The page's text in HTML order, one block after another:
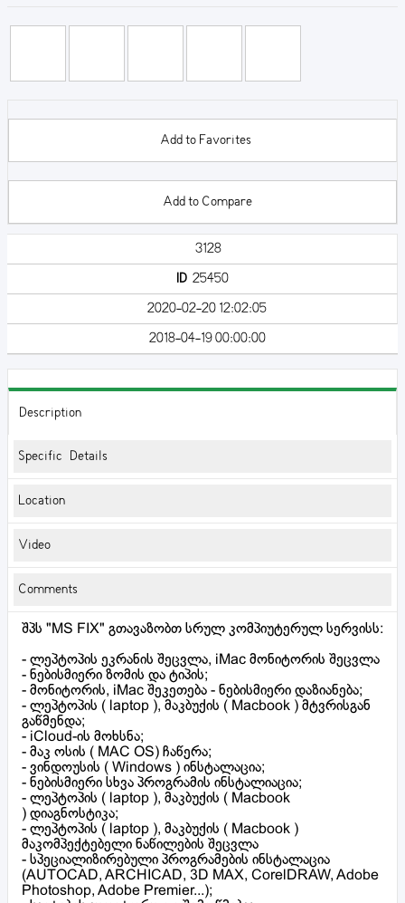
Add to Favorites
Add to Compare
3128
ID25450
2020-02-20 12:02:05
2018-04-19 00:00:00
Description
Specific Details
Location
Video
Comments
შპს "MS FIX" გთავაზობთ სრულ კომპიუტერულ სერვისს:
- ლეპტოპის ეკრანის შეცვლა, iMac მონიტორის შეცვლა
- ნებისმიერი ზომის და ტიპის;
- მონიტორის, iMac შეკეთება - ნებისმიერი დაზიანება;
- ლეპტოპის ( laptop ), მაკბუქის ( Macbook ) მტვრისგან
გაწმენდა;
- iCloud-ის მოხსნა;
- მაკ ოსის ( MAC OS) ჩაწერა;
- ვინდოუსის ( Windows ) ინსტალაცია;
- ნებისმიერი სხვა პროგრამის ინსტალიაცია;
- ლეპტოპის ( laptop ), მაკბუქის ( Macbook
) დიაგნოსტიკა;
- ლეპტოპის ( laptop ), მაკბუქის ( Macbook )
მაკომპექტებელი ნაწილების შეცვლა
- სპეციალიზირებული პროგრამების ინსტალაცია
(AUTOCAD, ARCHICAD, 3D MAX, CorelDRAW, Adobe
Photoshop, Adobe Premier...);